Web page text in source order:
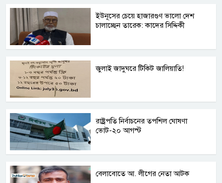
ইউনূসের চেয়ে হাজারগুণ ভালো দেশ
চালাচ্ছেন তারেক: কাদের সিদ্দিকী
জুলাই জাদুঘরে টিকিট জালিয়াতি!
রাষ্ট্রপতি নির্বাচনের তপশিল ঘোষণা
ভোট-২০ আগস্ট
বেলাবোতে আ. লীগের নেতা আটক